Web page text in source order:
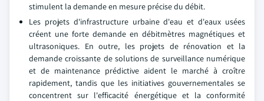
stimulent la demande en mesure précise du débit.
Les projets d'infrastructure urbaine d'eau et d'eaux usées
créent une forte demande en débitmètres magnétiques et
ultrasoniques. En outre, les projets de rénovation et la
demande croissante de solutions de surveillance numérique
et de maintenance prédictive aident le marché à croître
rapidement, tandis que les initiatives gouvernementales se
concentrent sur l'efficacité énergétique et la conformité